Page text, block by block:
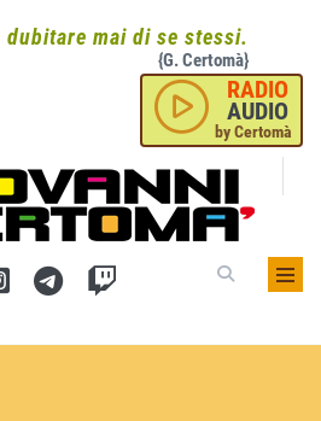
dubitare mai di se stessi.
{G. Certomà}
RADIO
AUDIO
by Certomà